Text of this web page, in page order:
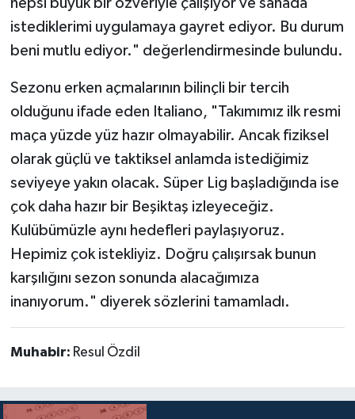
hepsi büyük bir özveriyle çalışıyor ve sahada
istediklerimi uygulamaya gayret ediyor. Bu durum
beni mutlu ediyor." değerlendirmesinde bulundu.
Sezonu erken açmalarının bilinçli bir tercih
olduğunu ifade eden Italiano, "Takımımız ilk resmi
maça yüzde yüz hazır olmayabilir. Ancak fiziksel
olarak güçlü ve taktiksel anlamda istediğimiz
seviyeye yakın olacak. Süper Lig başladığında ise
çok daha hazır bir Beşiktaş izleyeceğiz.
Kulübümüzle aynı hedefleri paylaşıyoruz.
Hepimiz çok istekliyiz. Doğru çalışırsak bunun
karşılığını sezon sonunda alacağımıza
inanıyorum." diyerek sözlerini tamamladı.
Muhabir: Resul Özdil